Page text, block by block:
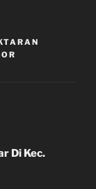
Di Kec.